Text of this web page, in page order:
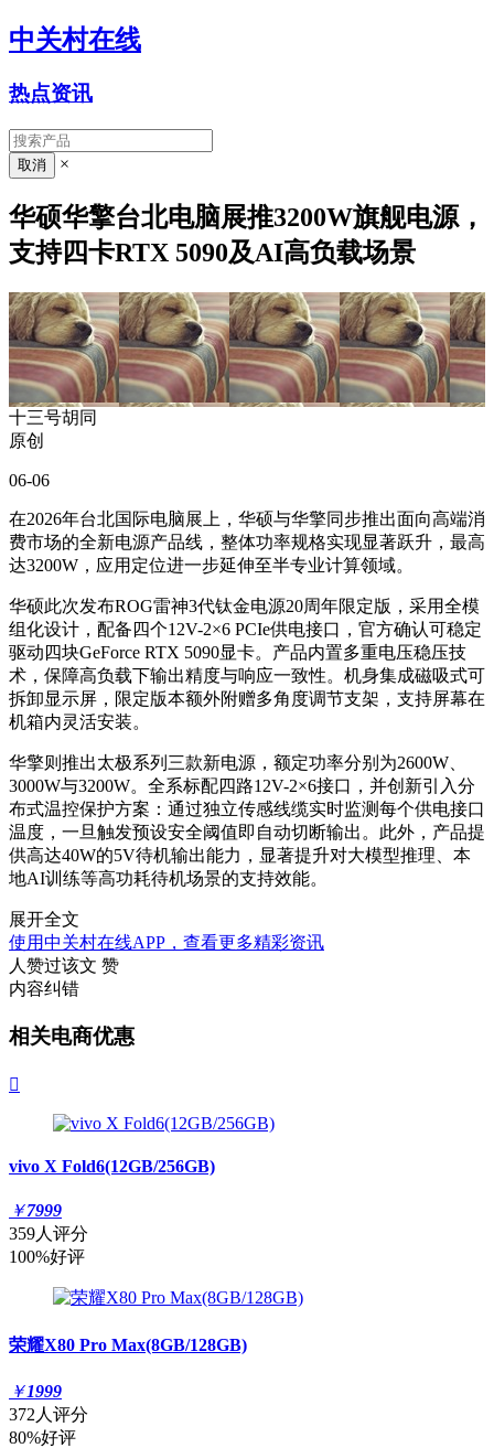
中关村在线
热点资讯
×
华硕华擎台北电脑展推3200W旗舰电源，
支持四卡RTX 5090及AI高负载场景
十三号胡同
原创
06-06
在2026年台北国际电脑展上，华硕与华擎同步推出面向高端消
费市场的全新电源产品线，整体功率规格实现显著跃升，最高
达3200W，应用定位进一步延伸至半专业计算领域。
华硕此次发布ROG雷神3代钛金电源20周年限定版，采用全模
组化设计，配备四个12V-2×6 PCIe供电接口，官方确认可稳定
驱动四块GeForce RTX 5090显卡。产品内置多重电压稳压技
术，保障高负载下输出精度与响应一致性。机身集成磁吸式可
拆卸显示屏，限定版本额外附赠多角度调节支架，支持屏幕在
机箱内灵活安装。
华擎则推出太极系列三款新电源，额定功率分别为2600W、
3000W与3200W。全系标配四路12V-2×6接口，并创新引入分
布式温控保护方案：通过独立传感线缆实时监测每个供电接口
温度，一旦触发预设安全阈值即自动切断输出。此外，产品提
供高达40W的5V待机输出能力，显著提升对大模型推理、本
地AI训练等高功耗待机场景的支持效能。
展开全文
使用中关村在线APP，查看更多精彩资讯
人赞过该文 赞
内容纠错
相关电商优惠

vivo X Fold6(12GB/256GB)
￥7999
359人评分
100%好评
荣耀X80 Pro Max(8GB/128GB)
￥1999
372人评分
80%好评